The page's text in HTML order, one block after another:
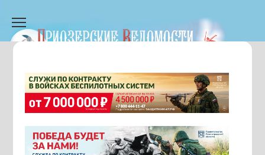
содержанию